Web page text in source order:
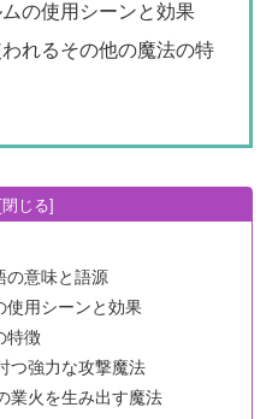
の使用シーンと効果
れるその他の魔法の特
の意味と語源
使用シーンと効果
特徴
つ強力な攻撃魔法
業火を生み出す魔法